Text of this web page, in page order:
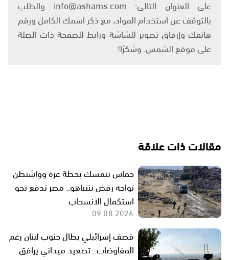
على العنوان التالي: info@ashams.com والطلب
بالتوقف عن استخدام المواد، مع ذكر اسمك الكامل ورقم
هاتفك وإرفاق تصوير للشاشة ورابط للصفحة ذات الصلة
على موقع الشمس. وشكرًا!
مقالات ذات علاقة
حماس تتمسك بخطة غزة وواشنطن
تواجه رفض نتنياهو.. مصر تدفع نحو
استكمال الانسحاب
09.08.2026
قصف إسرائيلي يطال جنوب لبنان رغم
المفاوضات.. تصعيد ميداني يرافق